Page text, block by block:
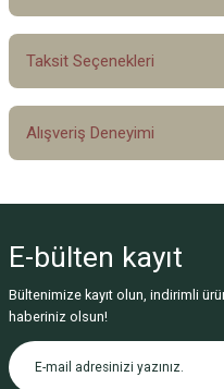
Bu ürüne
Ürün hakkında
Taksit Seçenekleri
Alışveriş Deneyimi
E-bülten kayıt
Bültenimize kayıt olun, indirimli
haberiniz olsun!